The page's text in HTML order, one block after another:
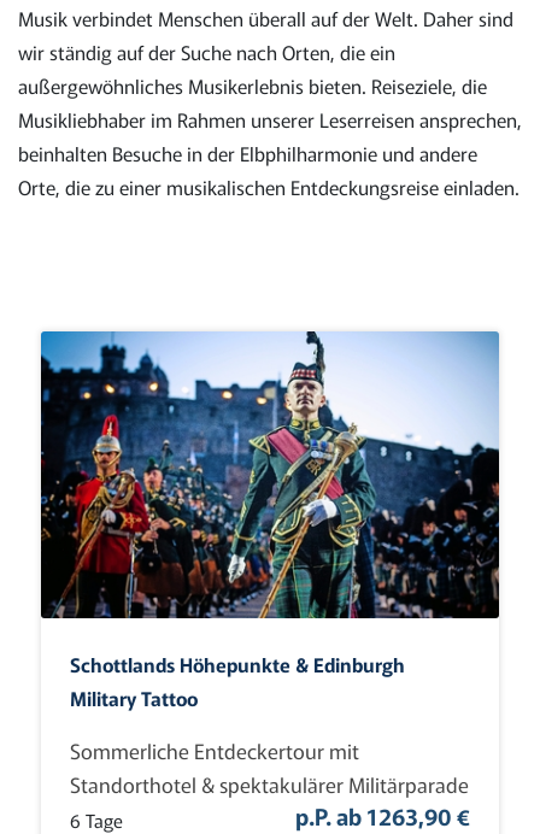
Musik verbindet Menschen überall auf der Welt. Daher sind
wir ständig auf der Suche nach Orten, die ein
außergewöhnliches Musikerlebnis bieten. Reiseziele, die
Musikliebhaber im Rahmen unserer Leserreisen ansprechen,
beinhalten Besuche in der Elbphilharmonie und andere
Orte, die zu einer musikalischen Entdeckungsreise einladen.
Schottlands Höhepunkte & Edinburgh
Military Tattoo
Sommerliche Entdeckertour mit
Standorthotel & spektakulärer Militärparade
6 Tage
p.P. ab 1263,90 €